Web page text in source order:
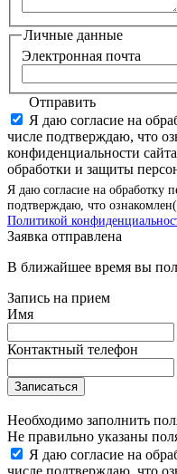
Личные данные
Электронная почта
Отправить
Я даю согласие на
числе подтверждаю, что
конфиденциальности
обработки и защиты
Я даю согласие на обработку
подтверждаю, что
Политикой
Заявка отправлена
В ближайшее время вы
Запись на прием
Имя
Контактный телефон
Записаться
Необходимо заполнить
Не правильно указаны
Я даю согласие на